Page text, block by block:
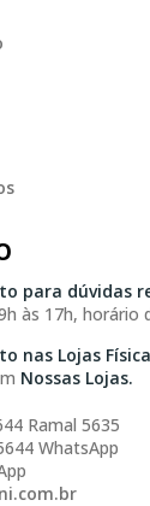
para dúvidas
às 17h, horário
nas Lojas
Nossas Lojas.
Ramal 5635
WhatsApp